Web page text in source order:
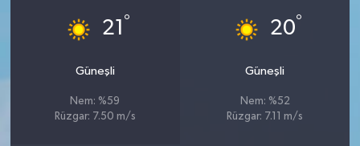
21 °
Güneşli
Nem: %59
Rüzgar: 7.50 m/s
20°
Güneşli
Nem: %52
Rüzgar: 7.11 m/s